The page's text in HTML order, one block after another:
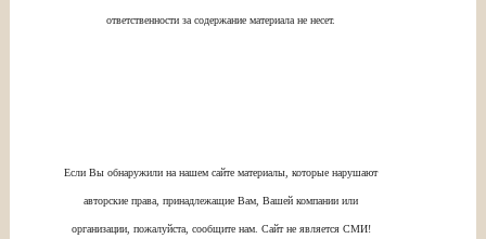
ответственности за содержание материала не несет.
Если Вы обнаружили на нашем сайте материалы, которые нарушают
авторские права, принадлежащие Вам, Вашей компании или
организации, пожалуйста, сообщите нам. Сайт не является СМИ!